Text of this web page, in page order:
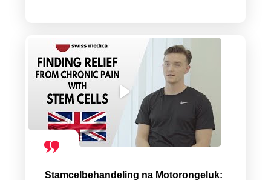
Stamcelbehandeling na Motorongeluk: